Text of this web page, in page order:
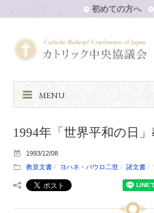
初めての方へ
MENU
1994年「世界平和の日
1993/12/08
教皇文書
ヨハネ・パウロ二世 諸文書